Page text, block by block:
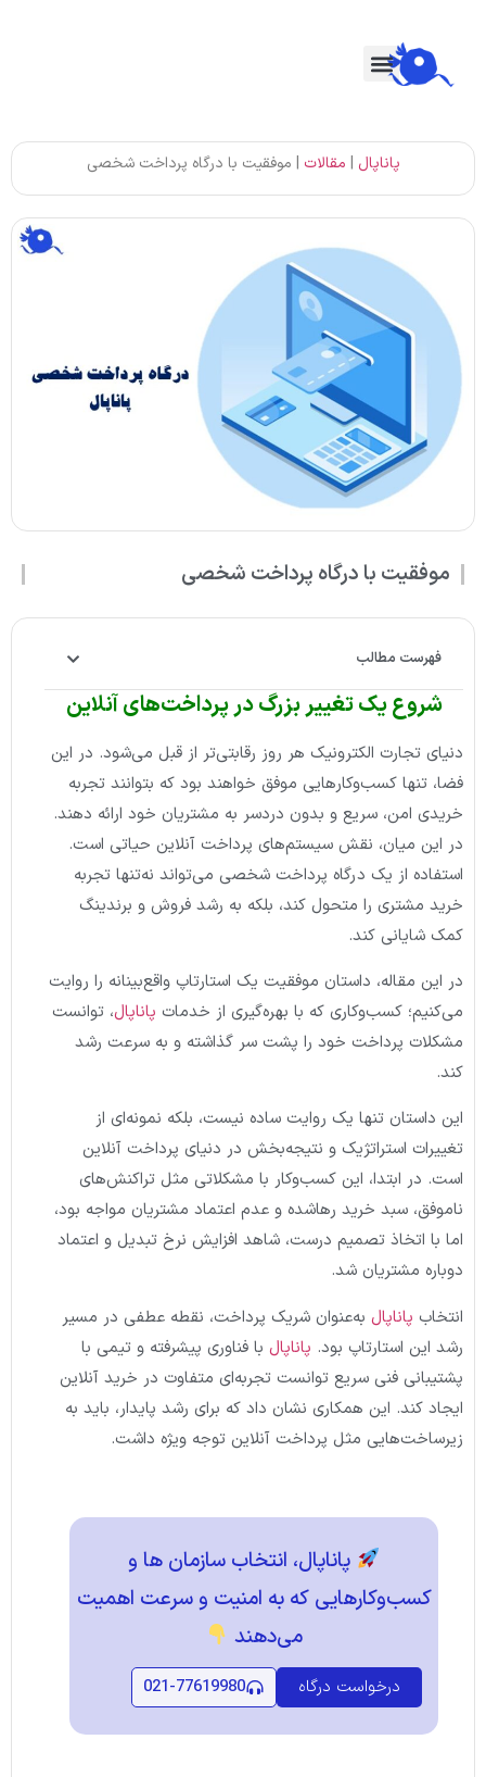
پاناپال | مقالات | موفقیت با درگاه پرداخت شخصی
موفقیت با درگاه پرداخت شخصی
فهرست مطالب
شروع یک تغییر بزرگ در پرداخت‌های آنلاین
دنیای تجارت الکترونیک هر روز رقابتی‌تر از قبل می‌شود. در این
فضا، تنها کسب‌وکارهایی موفق خواهند بود که بتوانند تجربه
خریدی امن، سریع و بدون دردسر به مشتریان خود ارائه دهند.
در این میان، نقش سیستم‌های پرداخت آنلاین حیاتی است.
استفاده از یک درگاه پرداخت شخصی می‌تواند نه‌تنها تجربه
خرید مشتری را متحول کند، بلکه به رشد فروش و برندینگ
کمک شایانی کند.
در این مقاله، داستان موفقیت یک استارتاپ واقع‌بینانه را روایت
می‌کنیم؛ کسب‌وکاری که با بهره‌گیری از خدمات پاناپال، توانست
مشکلات پرداخت خود را پشت سر گذاشته و به سرعت رشد
کند.
این داستان تنها یک روایت ساده نیست، بلکه نمونه‌ای از
تغییرات استراتژیک و نتیجه‌بخش در دنیای پرداخت آنلاین
است. در ابتدا، این کسب‌وکار با مشکلاتی مثل تراکنش‌های
ناموفق، سبد خرید رهاشده و عدم اعتماد مشتریان مواجه بود،
اما با اتخاذ تصمیم درست، شاهد افزایش نرخ تبدیل و اعتماد
دوباره مشتریان شد.
انتخاب پاناپال به‌عنوان شریک پرداخت، نقطه عطفی در مسیر
رشد این استارتاپ بود. پاناپال با فناوری پیشرفته و تیمی با
پشتیبانی فنی سریع توانست تجربه‌ای متفاوت در خرید آنلاین
ایجاد کند. این همکاری نشان داد که برای رشد پایدار، باید به
زیرساخت‌هایی مثل پرداخت آنلاین توجه ویژه داشت.
پاناپال، انتخاب سازمان‌ ها و
کسب‌وکارهایی که به امنیت و سرعت اهمیت
می‌دهند
درخواست درگاه 021-77619980